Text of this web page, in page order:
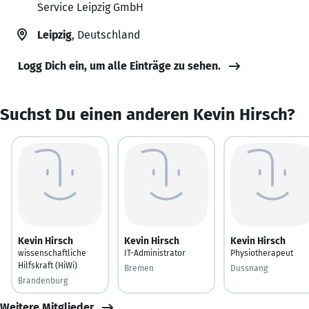
Service Leipzig GmbH
Leipzig, Deutschland
Logg Dich ein, um alle Einträge zu sehen.
Suchst Du einen anderen Kevin Hirsch?
Kevin Hirsch
wissenschaftliche
Hilfskraft (HiWi)
Brandenburg
Kevin Hirsch
IT-Administrator
Bremen
Kevin Hirsch
Physiotherapeut
Dussnang